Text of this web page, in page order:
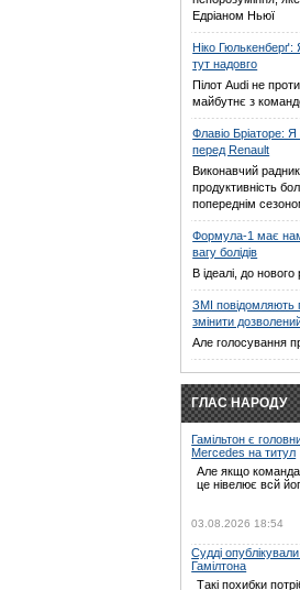
Едріаном Ньюї
Ніко Гюлькенберґ:
тут надовго
Пілот Audi не
майбутнє з
Флавіо Бріаторе:
перед Renault
Виконавчий радник
продуктивність
попереднім
Формула-1 має
вагу болідів
В ідеалі, до
ЗМІ повідомляють
змінити
Але голосування
ГЛАС НАРОДУ
Гамільтон є
Mercedes на титул
Але якщо команда
це нівелює всй
03.08.2026 18:54
Судді
Гамілтона
Такі похибки